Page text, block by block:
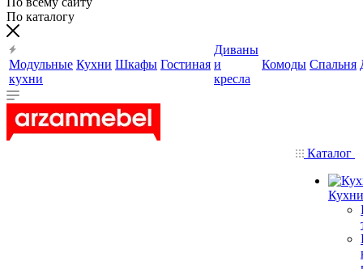
По каталогу
Модульные
кухни
Кухни Шкафы Гостиная
Диваны
и
кресла
Комоды Спальня
Каталог
Кухни